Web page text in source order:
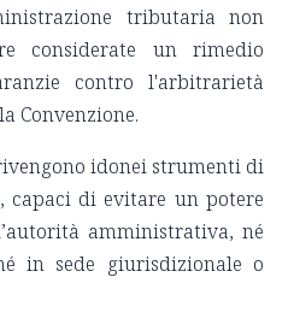
tributaria non
considerate un rimedio
contro l'arbitrarietà
Convenzione.
idonei strumenti di
capaci di evitare un potere
amministrativa, né
in sede giurisdizionale o